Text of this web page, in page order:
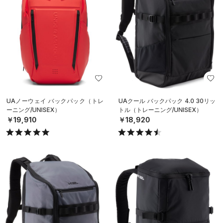
UAノーウェイ バックパック（トレ
ーニング/UNISEX）
￥19,910
UAクール バックパック 4.0 30リッ
トル（トレーニング/UNISEX）
￥18,920